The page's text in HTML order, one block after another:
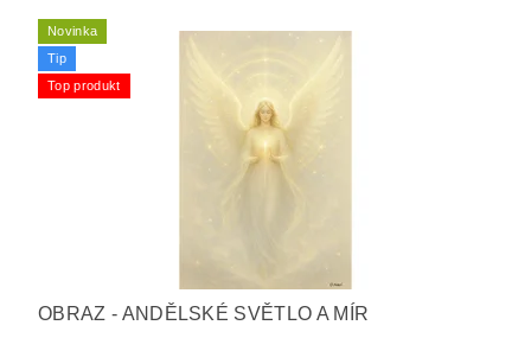
Novinka
Tip
Top produkt
OBRAZ - ANDĚLSKÉ SVĚTLO A MÍR